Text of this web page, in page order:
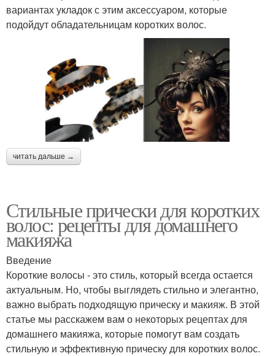
вариантах укладок с этим аксессуаром, которые
подойдут обладательницам коротких волос.
читать дальше →
Стильные прически для коротких
волос: рецепты для домашнего
макияжа
Введение
Короткие волосы - это стиль, который всегда остается
актуальным. Но, чтобы выглядеть стильно и элегантно,
важно выбрать подходящую прическу и макияж. В этой
статье мы расскажем вам о некоторых рецептах для
домашнего макияжа, которые помогут вам создать
стильную и эффективную прическу для коротких волос.